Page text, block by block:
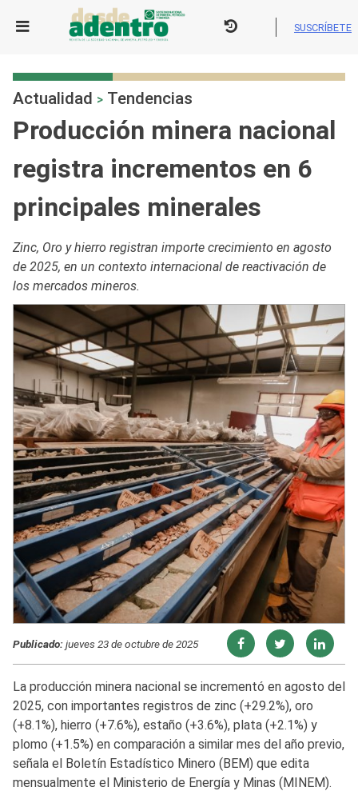
SUSCRÍBETE
Actualidad > Tendencias
Producción minera nacional
registra incrementos en 6
principales minerales
Zinc, Oro y hierro registran importe crecimiento en agosto
de 2025, en un contexto internacional de reactivación de
los mercados mineros.
Publicado:jueves 23 de octubre de 2025
La producción minera nacional se incrementó en agosto del
2025, con importantes registros de zinc (+29.2%), oro
(+8.1%), hierro (+7.6%), estaño (+3.6%), plata (+2.1%) y
plomo (+1.5%) en comparación a similar mes del año previo,
señala el Boletín Estadístico Minero (BEM) que edita
mensualmente el Ministerio de Energía y Minas (MINEM).